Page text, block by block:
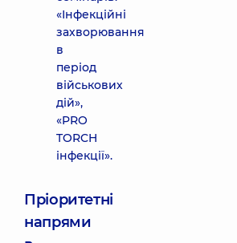
«Інфекційні
захворювання
в
період
військових
дій»,
«PRO
TORCH
інфекції».
Пріоритетні
напрями